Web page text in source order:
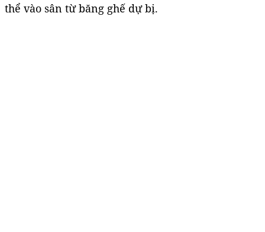
thể vào sân từ băng ghế dự bị.